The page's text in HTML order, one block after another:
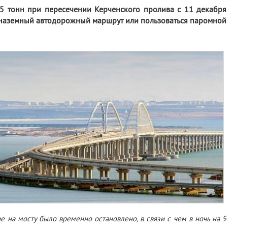
тонн при пересечении Керченского пролива с 11 декабря
автодорожный маршрут или пользоваться паромной
мосту было временно остановлено, в связи с чем в ночь на 9